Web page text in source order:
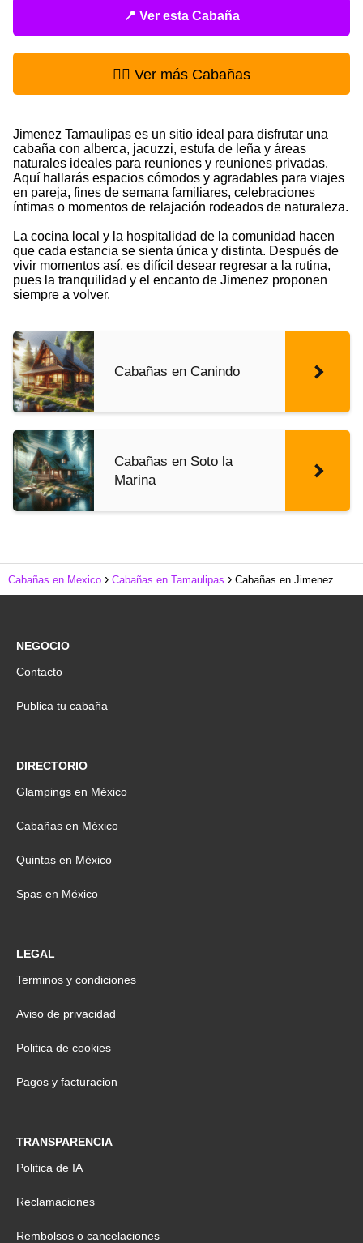
📍 Ver esta Cabaña
👉🏻 Ver más Cabañas
Jimenez Tamaulipas es un sitio ideal para disfrutar una
cabaña con alberca, jacuzzi, estufa de leña y áreas
naturales ideales para reuniones y reuniones privadas.
Aquí hallarás espacios cómodos y agradables para viajes
en pareja, fines de semana familiares, celebraciones
íntimas o momentos de relajación rodeados de naturaleza.
La cocina local y la hospitalidad de la comunidad hacen
que cada estancia se sienta única y distinta. Después de
vivir momentos así, es difícil desear regresar a la rutina,
pues la tranquilidad y el encanto de Jimenez proponen
siempre a volver.
Cabañas en Canindo
Cabañas en Soto la
Marina
Cabañas en Mexico Cabañas en Tamaulipas Cabañas en Jimenez
NEGOCIO
Contacto
Publica tu cabaña
DIRECTORIO
Glampings en México
Cabañas en México
Quintas en México
Spas en México
LEGAL
Terminos y condiciones
Aviso de privacidad
Politica de cookies
Pagos y facturacion
TRANSPARENCIA
Politica de IA
Reclamaciones
Rembolsos o cancelaciones